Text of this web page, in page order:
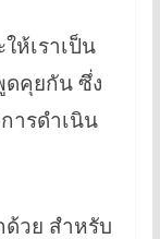
ห้เราเป็น
ดคุยกัน ซึ่ง
ารดำเนิน
วย สำหรับ